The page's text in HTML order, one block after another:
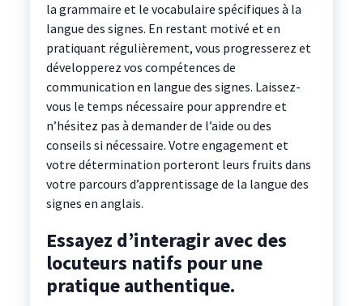
la grammaire et le vocabulaire spécifiques à la
langue des signes. En restant motivé et en
pratiquant régulièrement, vous progresserez et
développerez vos compétences de
communication en langue des signes. Laissez-
vous le temps nécessaire pour apprendre et
n’hésitez pas à demander de l’aide ou des
conseils si nécessaire. Votre engagement et
votre détermination porteront leurs fruits dans
votre parcours d’apprentissage de la langue des
signes en anglais.
Essayez d’interagir avec des
locuteurs natifs pour une
pratique authentique.